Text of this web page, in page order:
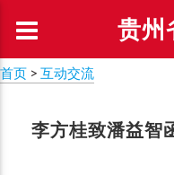
贵州
首页 > 互动交流
李方桂致潘益智